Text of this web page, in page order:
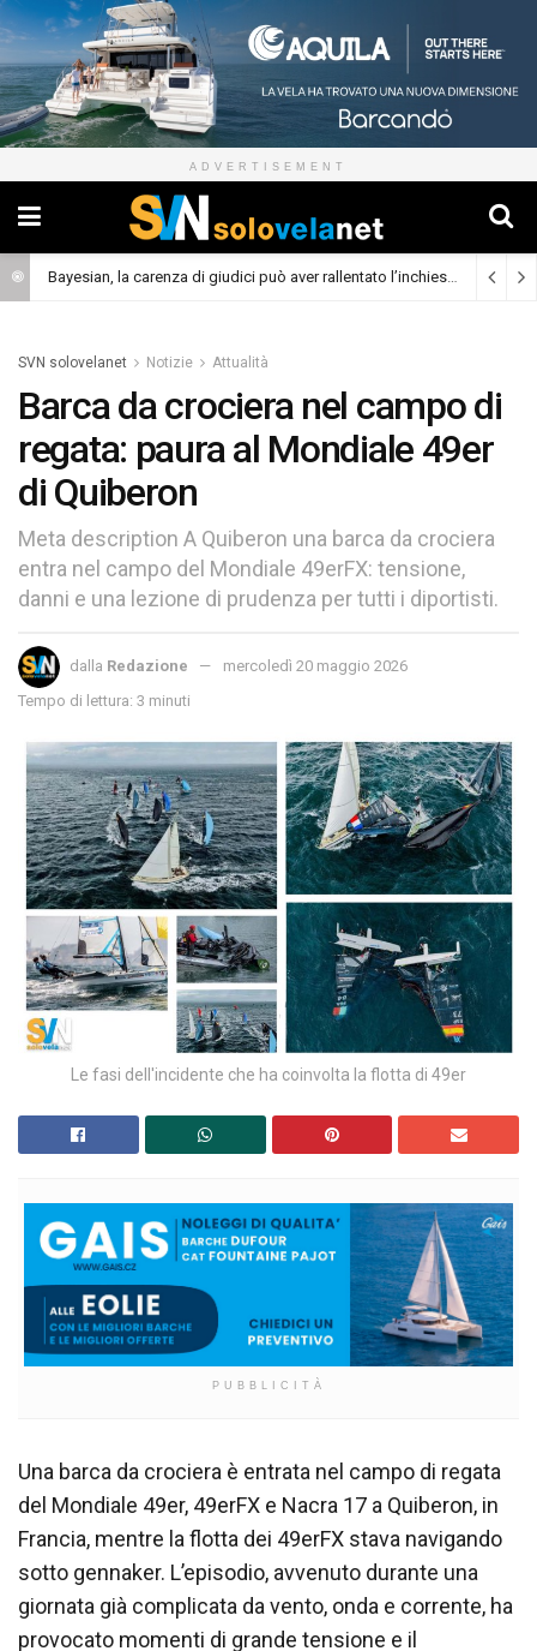
ADVERTISEMENT
Bayesian, la carenza di giudici può aver rallentato l’inchiesta (Cronaca)
SVN solovelanet Notizie Attualità
Barca da crociera nel campo di
regata: paura al Mondiale 49er
di Quiberon
Meta description A Quiberon una barca da crociera
entra nel campo del Mondiale 49erFX: tensione,
danni e una lezione di prudenza per tutti i diportisti.
dalla Redazione
mercoledì 20 maggio 2026
Tempo di lettura: 3 minuti
Le fasi dell'incidente che ha coinvolta la flotta di 49er
PUBBLICITÀ
Una barca da crociera è entrata nel campo di regata
del Mondiale 49er, 49erFX e Nacra 17 a Quiberon, in
Francia, mentre la flotta dei 49erFX stava navigando
sotto gennaker. L’episodio, avvenuto durante una
giornata già complicata da vento, onda e corrente, ha
provocato momenti di grande tensione e il